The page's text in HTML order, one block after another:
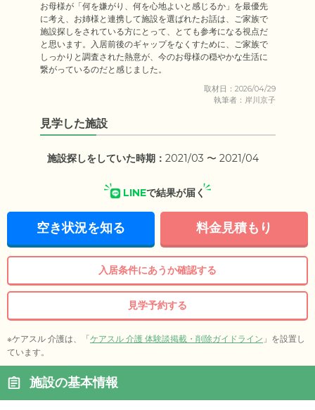
お母様が「何を嫌がり、何を心地よいと感じるか」を最優先
に考え、お姉様と連携して施設を選ばれたお話は、ご家族で
施設探しをされている方にとって、とても参考になる視点だ
と思います。入居前後のギャップをなくすために、ご家族で
しっかりと調査された熱意が、今のお母様の穏やかな生活に
繋がっているのだと感じました。
取材日：2026/04/29
執筆者：岸川京子
見学した施設
施設探しをしていた時期： 2021/03 〜 2021/04
LINEで結果が届く
空き状況を知る 料金見積もり
入居条件にあうか確認する
見学予約する
※ケアスル 介護は、「ケアスル 介護 体験談掲載・削除ガイドライン 」を設置し
ています。
施設の基本情報